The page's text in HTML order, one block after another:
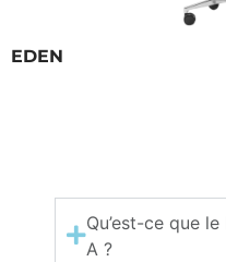
EDEN
Qu’est-ce que
A ?